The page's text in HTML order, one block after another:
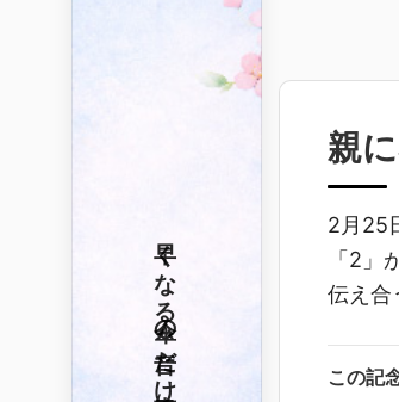
親
2月25
「2」
伝え合
この記
傘の音だけ
早くなる